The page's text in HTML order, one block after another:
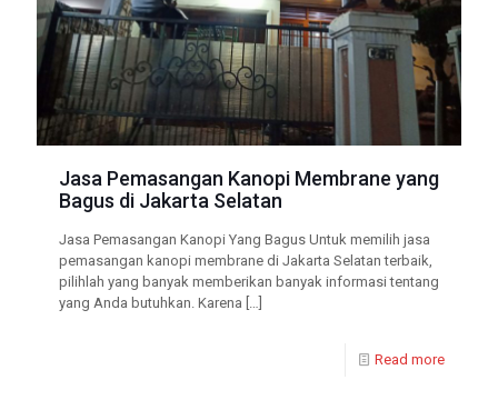
Jasa Pemasangan Kanopi Membrane yang
Bagus di Jakarta Selatan
Jasa Pemasangan Kanopi Yang Bagus Untuk memilih jasa
pemasangan kanopi membrane di Jakarta Selatan terbaik,
pilihlah yang banyak memberikan banyak informasi tentang
yang Anda butuhkan. Karena
Read more